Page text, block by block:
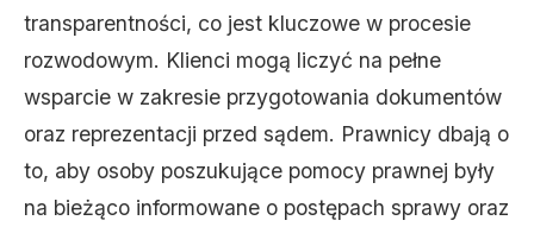
transparentności, co jest kluczowe w procesie
rozwodowym. Klienci mogą liczyć na pełne
wsparcie w zakresie przygotowania dokumentów
oraz reprezentacji przed sądem. Prawnicy dbają o
to, aby osoby poszukujące pomocy prawnej były
na bieżąco informowane o postępach sprawy oraz